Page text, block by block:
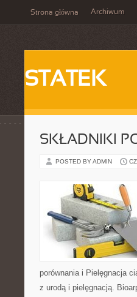
Strona główna Archiwum
STATEK
SKŁADNIKI
POSTED BY ADMIN
porównania i Pielęgnacja
z urodą i pielęgnacją.